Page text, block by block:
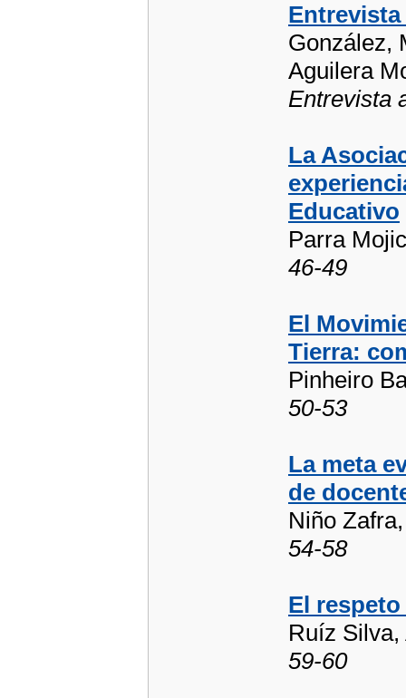
González,
Aguilera
Entrevista
La
Educativo
Parra
46-49
El
Tierra:
Pinheiro
50-53
La meta
de
Niño
54-58
El
Ruíz
59-60